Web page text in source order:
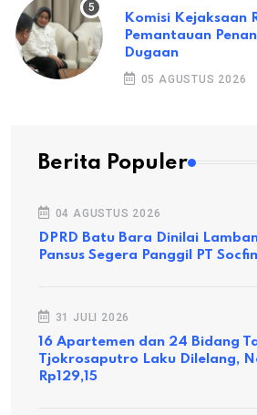
Komisi Kejaksaan
Pemantauan
Dugaan
05 AGUSTUS 2026
Berita Populer
04 AGUSTUS 2026
DPRD Batu Bara Dinilai
Pansus Segera Panggil PT
31 JULI 2026
16 Apartemen dan 24 Bidang
Tjokrosaputro Laku Dilelang,
Rp129,15